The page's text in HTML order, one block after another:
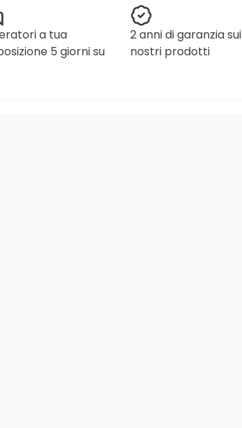
a tua
5 giorni su
2 anni di garanzia sui
nostri prodotti